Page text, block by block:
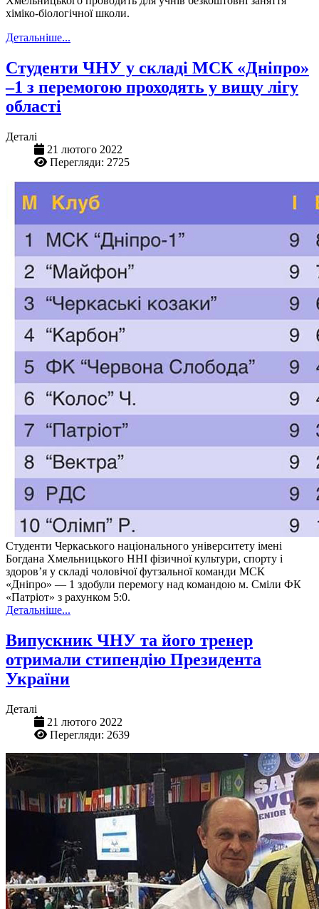
хіміко-біологічної школи.
Детальніше...
Студенти ЧНУ у складі МСК «Дніпро»
–1 з перемогою проходять у вищу лігу
області
Деталі
21 лютого 2022
Перегляди: 2725
Студенти Черкаського національного університету імені
Богдана Хмельницького ННІ фізичної культури, спорту і
здоров’я у складі чоловічої футзальної команди МСК
«Дніпро» — 1 здобули перемогу над командою м. Сміли ФК
«Патріот» з рахунком 5:0.
Детальніше...
Випускник ЧНУ та його тренер
отримали стипендію Президента
України
Деталі
21 лютого 2022
Перегляди: 2639